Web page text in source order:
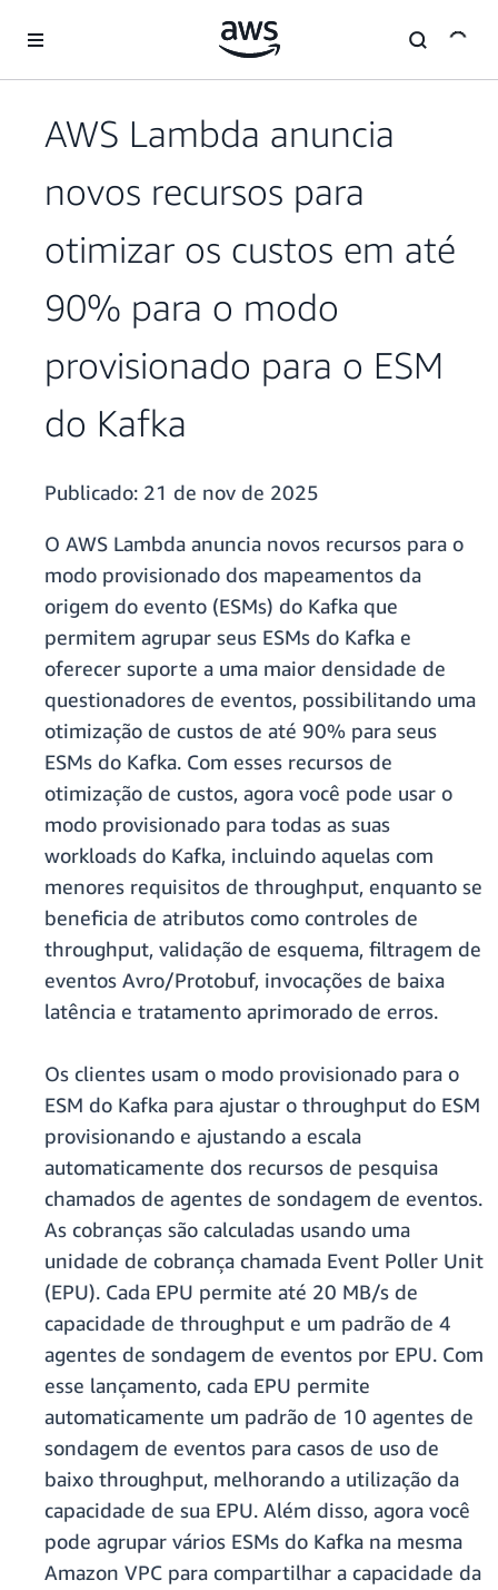
Pular para o conteúdo principal
AWS Lambda anuncia
novos recursos para
otimizar os custos em até
90% para o modo
provisionado para o ESM
do Kafka
Publicado: 21 de nov de 2025
O AWS Lambda anuncia novos recursos para o
modo provisionado dos mapeamentos da
origem do evento (ESMs) do Kafka que
permitem agrupar seus ESMs do Kafka e
oferecer suporte a uma maior densidade de
questionadores de eventos, possibilitando uma
otimização de custos de até 90% para seus
ESMs do Kafka. Com esses recursos de
otimização de custos, agora você pode usar o
modo provisionado para todas as suas
workloads do Kafka, incluindo aquelas com
menores requisitos de throughput, enquanto se
beneficia de atributos como controles de
throughput, validação de esquema, filtragem de
eventos Avro/Protobuf, invocações de baixa
latência e tratamento aprimorado de erros.
Os clientes usam o modo provisionado para o
ESM do Kafka para ajustar o throughput do ESM
provisionando e ajustando a escala
automaticamente dos recursos de pesquisa
chamados de agentes de sondagem de eventos.
As cobranças são calculadas usando uma
unidade de cobrança chamada Event Poller Unit
(EPU). Cada EPU permite até 20 MB/s de
capacidade de throughput e um padrão de 4
agentes de sondagem de eventos por EPU. Com
esse lançamento, cada EPU permite
automaticamente um padrão de 10 agentes de
sondagem de eventos para casos de uso de
baixo throughput, melhorando a utilização da
capacidade de sua EPU. Além disso, agora você
pode agrupar vários ESMs do Kafka na mesma
Amazon VPC para compartilhar a capacidade da